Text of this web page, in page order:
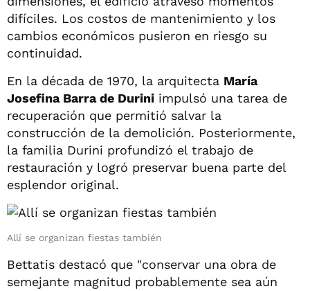
difíciles. Los costos de mantenimiento y los
cambios económicos pusieron en riesgo su
continuidad.
En la década de 1970, la arquitecta María
Josefina Barra de Durini impulsó una tarea de
recuperación que permitió salvar la
construcción de la demolición. Posteriormente,
la familia Durini profundizó el trabajo de
restauración y logró preservar buena parte del
esplendor original.
Allí se organizan fiestas también
Bettatis destacó que "conservar una obra de
semejante magnitud probablemente sea aún